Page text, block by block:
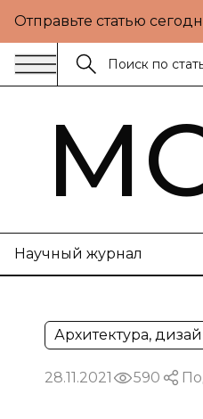
Отправьте статью
Научный журнал
Архитектура,
28.11.2021 590